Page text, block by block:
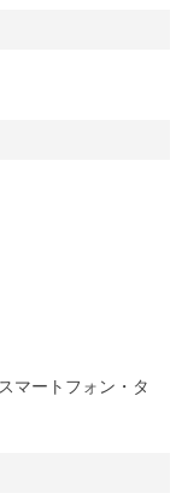
マートフォン・タ